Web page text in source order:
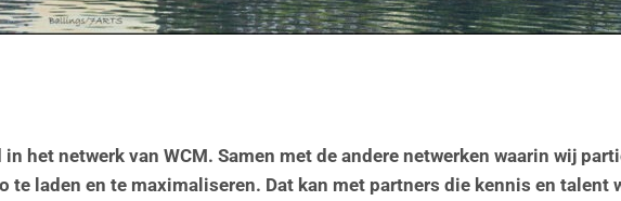
het netwerk van WCM. Samen met de andere netwerken waarin wij
te laden en te maximaliseren. Dat kan met partners die kennis en